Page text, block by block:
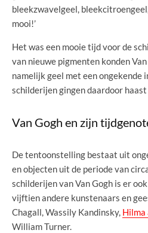
bleekzwavelgeel,
mooi!’
Het was een mooie tijd voor de
van nieuwe pigmenten konden
namelijk geel met een
schilderijen gingen daardoor
Van Gogh en zijn
De tentoonstelling bestaat uit
en objecten uit de periode van
schilderijen van Van Gogh is er
vijftien andere kunstenaars en
Chagall, Wassily Kandinsky, Hilma
William Turner.